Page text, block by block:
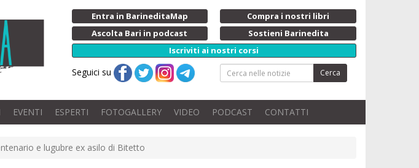
Entra in BarineditaMap
Compra i nostri libri
Ascolta Bari in podcast
Sostieni Barinedita
Iscriviti ai nostri corsi
Seguici su Cerca
EVENTI ESPERTI FOTOGALLERY VIDEO PODCAST CONTATTI
e lugubre ex asilo di Bitetto